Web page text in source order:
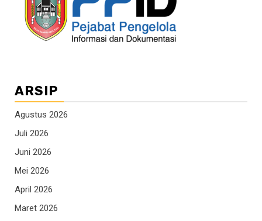
ARSIP
Agustus 2026
Juli 2026
Juni 2026
Mei 2026
April 2026
Maret 2026